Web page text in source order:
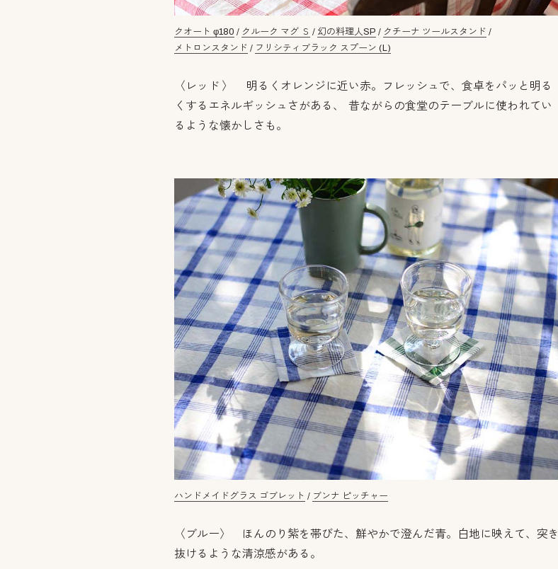
クオート φ180 / クルーク マグ Ｓ / 幻の料理人SP / クチーナ ツールスタンド /
メトロンスタンド / フリシティブラック スプーン (L)
〈レッド 〉 明るくオレンジに近い赤。フレッシュで、食卓をパッと明る
くするエネルギッシュさがある、 昔ながらの食堂のテーブルに使われてい
るような懐かしさも。
ハンドメイドグラス ゴブレット / ブンナ ピッチャー
〈ブルー〉 ほんのり紫を帯びた、鮮やかで澄んだ青。白地に映えて、突き
抜けるような清涼感がある。